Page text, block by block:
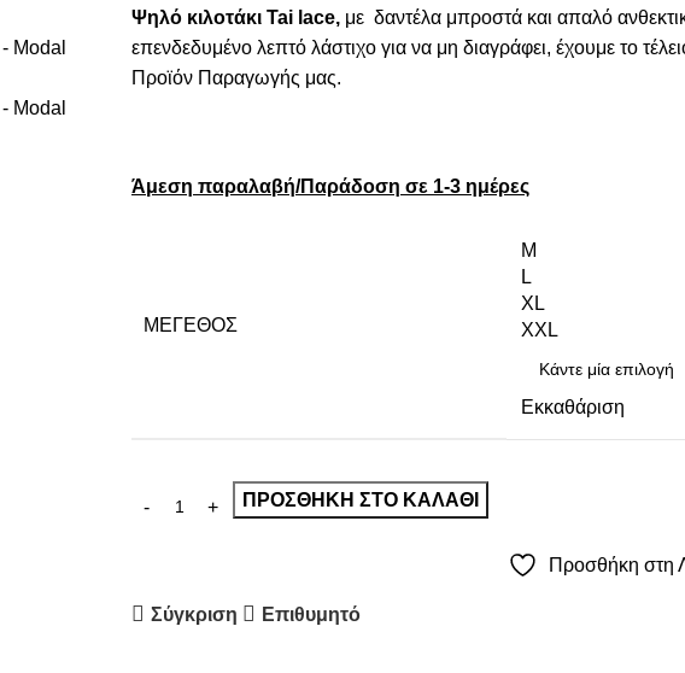
Ψηλό κιλοτάκι Tai lace, με δαντέλα μπροστά και απαλό
επενδεδυμένο λεπτό λάστιχο για να μη διαγράφει, έχουμε το
Προϊόν Παραγωγής μας.
Άμεση παραλαβή/Παράδοση σε 1-3 ημέρες
ΜΈΓΕΘΟΣ
M
L
XL
XXL
Εκκαθάριση
ΠΡΟΣΘΉΚΗ ΣΤΟ ΚΑΛΆΘΙ
Προσθήκη στη
Σύγκριση Επιθυμητό